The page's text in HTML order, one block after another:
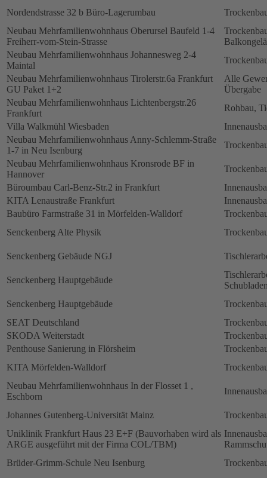
Nordendstrasse 32 b Büro-Lagerumbau
Neubau Mehrfamilienwohnhaus Oberursel Baufeld 1-4
Freiherr-vom-Stein-Strasse
Neubau Mehrfamilienwohnhaus Johannesweg 2-4
Maintal
Neubau Mehrfamilienwohnhaus Tirolerstr.6a Frankfurt
GU Paket 1+2
Alle
Übergabe
Neubau Mehrfamilienwohnhaus Lichtenbergstr.26
Frankfurt
Rohbau,
Villa Walkmühl Wiesbaden
Neubau Mehrfamilienwohnhaus Anny-Schlemm-Straße
1-7 in Neu Isenburg
Neubau Mehrfamilienwohnhaus Kronsrode BF in
Hannover
Büroumbau Carl-Benz-Str.2 in Frankfurt
KITA Lenaustraße Frankfurt
Baubüro Farmstraße 31 in Mörfelden-Walldorf
Senckenberg Alte Physik
Senckenberg Gebäude NGJ
Senckenberg Hauptgebäude
Senckenberg Hauptgebäude
SEAT Deutschland
SKODA Weiterstadt
Penthouse Sanierung in Flörsheim
KITA Mörfelden-Walldorf
Neubau Mehrfamilienwohnhaus In der Flosset 1 ,
Eschborn
Johannes Gutenberg-Universität Mainz
Uniklinik Frankfurt Haus 23 E+F (Bauvorhaben wird als
ARGE ausgeführt mit der Firma COL/TBM)
Brüder-Grimm-Schule Neu Isenburg